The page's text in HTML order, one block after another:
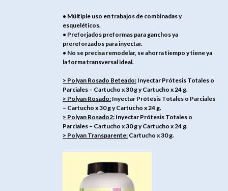
• Múltiple uso en trabajos de combinadas y
esqueléticos.
• Preforjados preformas para ganchos ya
prereforzados para inyectar.
• No se precisa remodelar, se ahorra tiempo y tiene ya
la forma transversal ideal.
> Polyan Rosado Beteado:Inyectar Prótesis Totales o
Parciales – Cartucho x 30 g y Cartucho x 24 g.
> Polyan Rosado:Inyectar Prótesis Totales o Parciales
– Cartucho x 30 g y Cartucho x 24 g.
> Polyan Rosado2:Inyectar Prótesis Totales o
Parciales – Cartucho x 30 g y Cartucho x 24 g.
> Polyan Transparente:Cartucho x 30 g.